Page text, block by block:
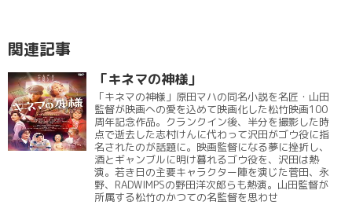
関連記事
「キネマの神様」
「キネマの神様」原田マハの同名小説を名匠・山田
監督が映画への愛を込めて映画化した松竹映画100
周年記念作品。クランクイン後、半分を撮影した時
点で逝去した志村けんに代わって沢田がゴウ役に指
名されたのが話題に。映画監督になる夢に挫折し、
酒とギャンブルに明け暮れるゴウ役を、沢田は熱
演。若き日の主要キャラクター陣を演じた菅田、永
野、RADWIMPSの野田洋次郎らも熱演。山田監督が
所属する松竹のかつての名監督を思わせ